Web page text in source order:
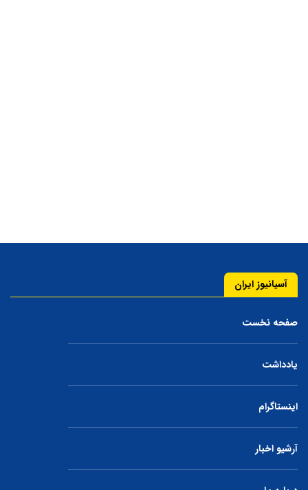
آسیانیوز ایران
صفحه نخست
یادداشت
اینستاگرام
آرشیو اخبار